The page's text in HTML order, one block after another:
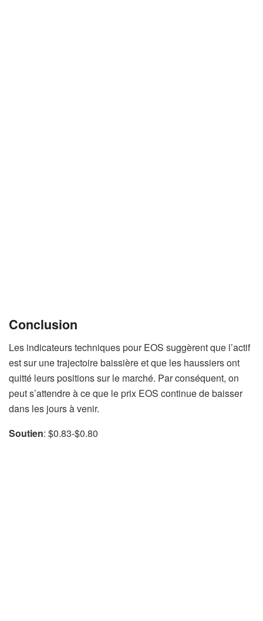
Conclusion
Les indicateurs techniques pour EOS suggèrent que l’actif
est sur une trajectoire baissière et que les haussiers ont
quitté leurs positions sur le marché. Par conséquent, on
peut s’attendre à ce que le prix EOS continue de baisser
dans les jours à venir.
Soutien: $0.83-$0.80